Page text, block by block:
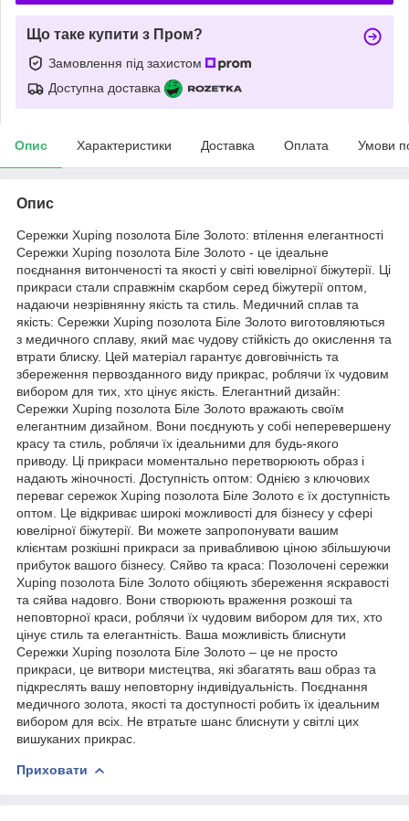
Що таке купити з Пром?
Замовлення під захистом
Доступна доставка
Опис Характеристики Доставка Оплата Умови
Опис
Сережки Xuping позолота Біле Золото: втілення елегантності
Сережки Xuping позолота Біле Золото - це ідеальне
поєднання витонченості та якості у світі ювелірної біжутерії. Ці
прикраси стали справжнім скарбом серед біжутерії оптом,
надаючи незрівнянну якість та стиль. Медичний сплав та
якість: Сережки Xuping позолота Біле Золото виготовляються
з медичного сплаву, який має чудову стійкість до окислення та
втрати блиску. Цей матеріал гарантує довговічність та
збереження первозданного виду прикрас, роблячи їх чудовим
вибором для тих, хто цінує якість. Елегантний дизайн:
Сережки Xuping позолота Біле Золото вражають своїм
елегантним дизайном. Вони поєднують у собі неперевершену
красу та стиль, роблячи їх ідеальними для будь-якого
приводу. Ці прикраси моментально перетворюють образ і
надають жіночності. Доступність оптом: Однією з ключових
переваг сережок Xuping позолота Біле Золото є їх доступність
оптом. Це відкриває широкі можливості для бізнесу у сфері
ювелірної біжутерії. Ви можете запропонувати вашим
клієнтам розкішні прикраси за привабливою ціною збільшуючи
прибуток вашого бізнесу. Сяйво та краса: Позолочені сережки
Xuping позолота Біле Золото обіцяють збереження яскравості
та сяйва надовго. Вони створюють враження розкоші та
неповторної краси, роблячи їх чудовим вибором для тих, хто
цінує стиль та елегантність. Ваша можливість блиснути
Сережки Xuping позолота Біле Золото – це не просто
прикраси, це витвори мистецтва, які збагатять ваш образ та
підкреслять вашу неповторну індивідуальність. Поєднання
медичного золота, якості та доступності робить їх ідеальним
вибором для всіх. Не втратьте шанс блиснути у світлі цих
вишуканих прикрас.
Приховати